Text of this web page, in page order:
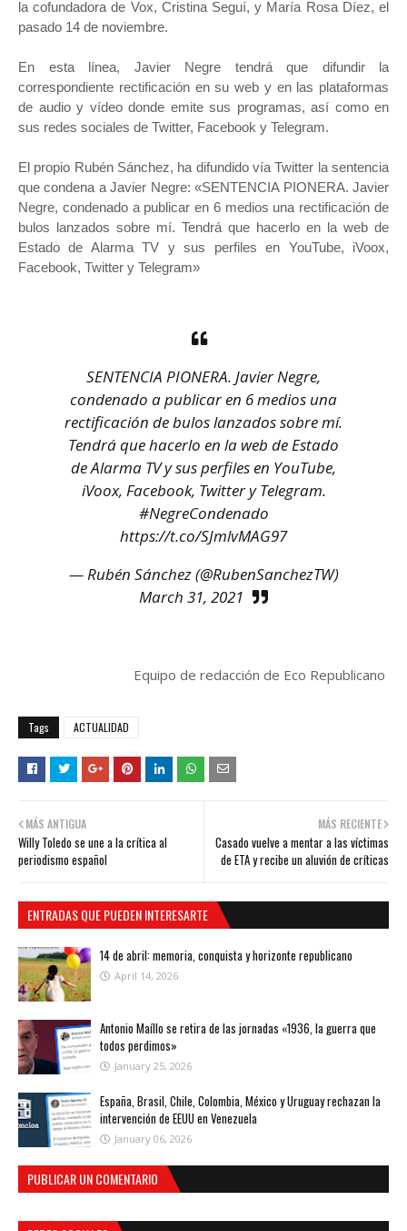
la cofundadora de Vox, Cristina Seguí, y María Rosa Díez, el
pasado 14 de noviembre.
En esta línea, Javier Negre tendrá que difundir la
correspondiente rectificación en su web y en las plataformas
de audio y vídeo donde emite sus programas, así como en
sus redes sociales de Twitter, Facebook y Telegram.
El propio Rubén Sánchez, ha difundido vía Twitter la sentencia
que condena a Javier Negre: «SENTENCIA PIONERA. Javier
Negre, condenado a publicar en 6 medios una rectificación de
bulos lanzados sobre mí. Tendrá que hacerlo en la web de
Estado de Alarma TV y sus perfiles en YouTube, iVoox,
Facebook, Twitter y Telegram»
SENTENCIA PIONERA. Javier Negre,
condenado a publicar en 6 medios una
rectificación de bulos lanzados sobre mí.
Tendrá que hacerlo en la web de Estado
de Alarma TV y sus perfiles en YouTube,
iVoox, Facebook, Twitter y Telegram.
#NegreCondenado
https://t.co/SJmlvMAG97
— Rubén Sánchez (@RubenSanchezTW)
March 31, 2021
Equipo de redacción de Eco Republicano
Tags ACTUALIDAD
MÁS RECIENTE
Casado vuelve a mentar a las víctimas
de ETA y recibe un aluvión de críticas
MÁS ANTIGUA
Willy Toledo se une a la crítica al
periodismo español
ENTRADAS QUE PUEDEN INTERESARTE
14 de abril: memoria, conquista y horizonte republicano
April 14, 2026
Antonio Maíllo se retira de las jornadas «1936, la guerra que
todos perdimos»
January 25, 2026
España, Brasil, Chile, Colombia, México y Uruguay rechazan la
intervención de EEUU en Venezuela
January 06, 2026
PUBLICAR UN COMENTARIO